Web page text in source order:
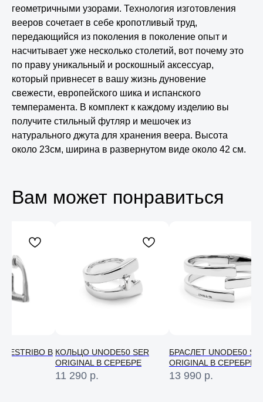
геометричными узорами. Технология изготовления
вееров сочетает в себе кропотливый труд,
передающийся из поколения в поколение опыт и
насчитывает уже несколько столетий, вот почему это
по праву уникальный и роскошный аксессуар,
который привнесет в вашу жизнь дуновение
свежести, европейского шика и испанского
темперамента. В комплект к каждому изделию вы
получите стильный футляр и мешочек из
натурального джута для хранения веера. Высота
около 23см, ширина в развернутом виде около 42 см.
Вам может понравиться
ESTRIBO В КОЛЬЦО UNODE50 SER
ORIGINAL В СЕРЕБРЕ
11 290 р.
БРАСЛЕТ UNODE50
ORIGINAL В СЕРЕБРЕ
13 990 р.
Консультация